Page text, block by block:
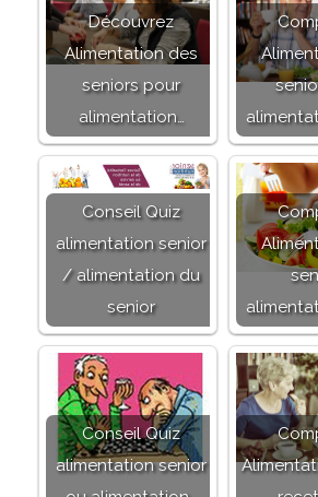
Découvrez
Alimentation des
seniors pour
alimentation…
Conseil Quiz
alimentation senior
/ alimentation du
senior
Conseil Quiz
alimentation senior